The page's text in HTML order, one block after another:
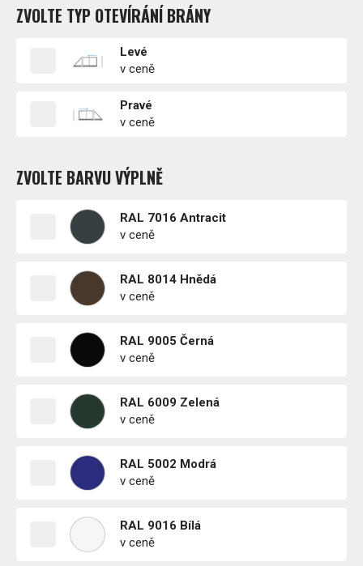
ZVOLTE TYP OTEVÍRÁNÍ BRÁNY
Levé
v ceně
Pravé
v ceně
ZVOLTE BARVU VÝPLNĚ
RAL 7016 Antracit
v ceně
RAL 8014 Hnědá
v ceně
RAL 9005 Černá
v ceně
RAL 6009 Zelená
v ceně
RAL 5002 Modrá
v ceně
RAL 9016 Bílá
v ceně